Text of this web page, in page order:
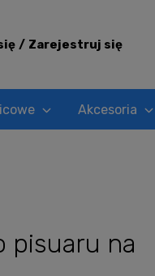
Zarejestruj się
Akcesoria
pisuaru na